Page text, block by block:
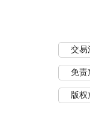
交易
免责
版权